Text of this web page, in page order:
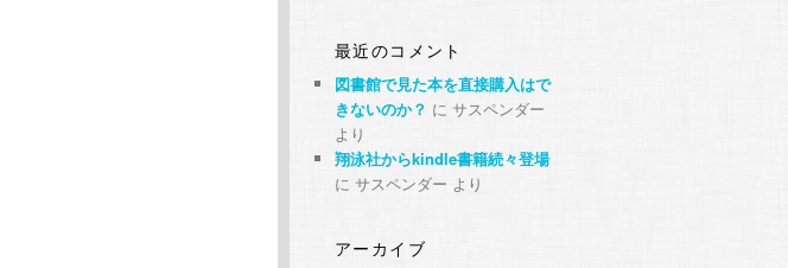
最近のコメント
図書館で見た本を直接購入はで
きないのか？ に サスペンダー
より
翔泳社からkindle書籍続々登場
に サスペンダー より
アーカイブ